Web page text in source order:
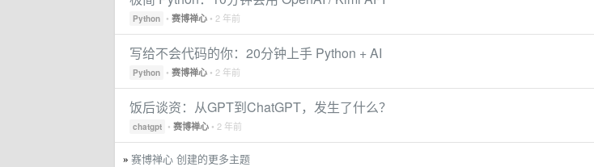
Python • 赛博禅心 • 2 年前
写给不会代码的你：20分钟上手 Python + AI
Python • 赛博禅心 • 2 年前
饭后谈资：从GPT到ChatGPT，发生了什么？
chatgpt • 赛博禅心 • 2 年前
» 赛博禅心 创建的更多主题